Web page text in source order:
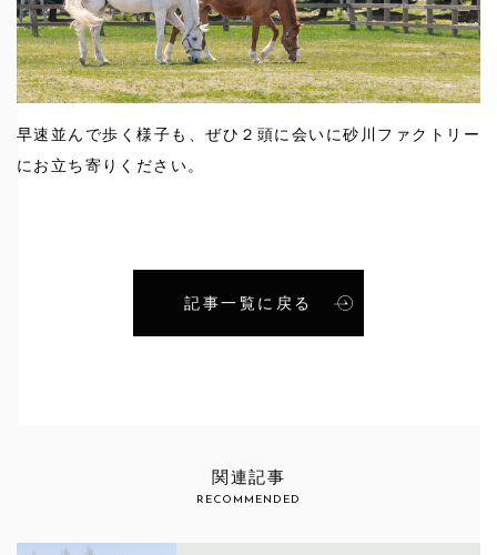
早速並んで歩く様子も、ぜひ２頭に会いに砂川ファクトリー
にお立ち寄りください。
記事一覧に戻る
関連記事
RECOMMENDED